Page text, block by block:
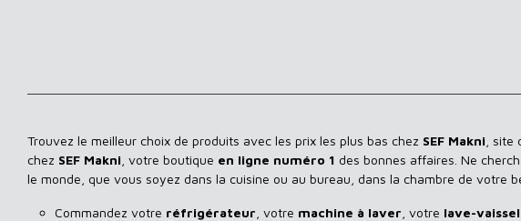
Trouvez le meilleur choix de produits avec les prix les plus bas chez SEF Makni ,
chez SEF Makni , votre boutique en ligne numéro 1 des bonnes affaires. Ne
le monde, que vous soyez dans la cuisine ou au bureau, dans la chambre de votre
Commandez votre réfrigérateur , votre machine à laver , votre lave-